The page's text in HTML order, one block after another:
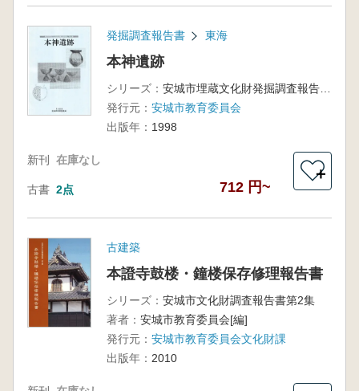
発掘調査報告書 東海
本神遺跡
シリーズ：
安城市埋蔵文化財発掘調査報告書 第4集
発行元： 安城市教育委員会
出版年： 1998
新刊 在庫なし
古書 2点 712 円~
＋
古建築
本證寺鼓楼・鐘楼保存修理報告書
シリーズ： 安城市文化財調査報告書第2集
著者： 安城市教育委員会[編]
発行元： 安城市教育委員会文化財課
出版年： 2010